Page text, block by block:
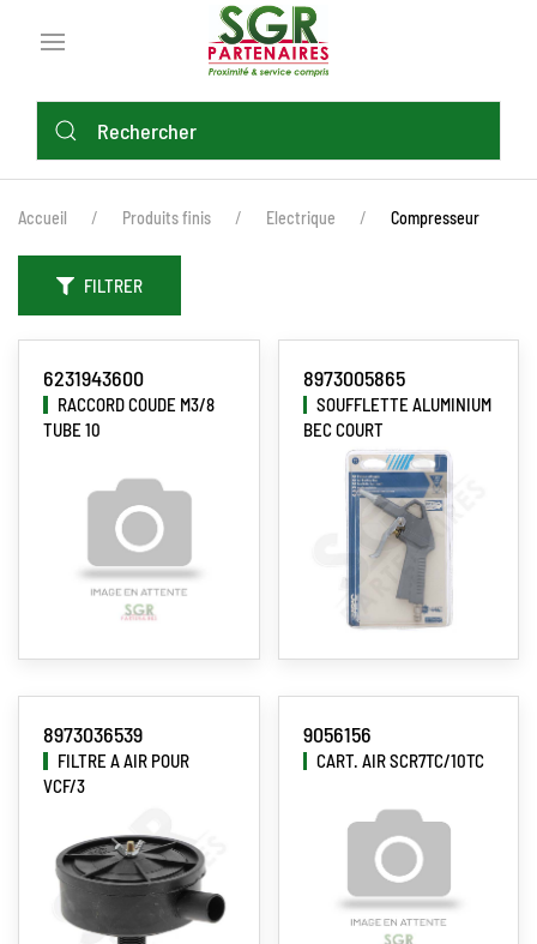
principal
FIL
D'ARIANE
Accueil Produits finis Electrique Compresseur
FILTRER
6231943600
RACCORD COUDE M3/8
TUBE 10
8973005865
SOUFFLETTE ALUMINIUM
BEC COURT
8973036539
FILTRE A AIR POUR
VCF/3
9056156
CART. AIR SCR7TC/10TC